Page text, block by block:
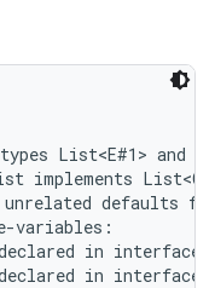
List<E#1> and
implements
defaults
variables:
in interface
in interface